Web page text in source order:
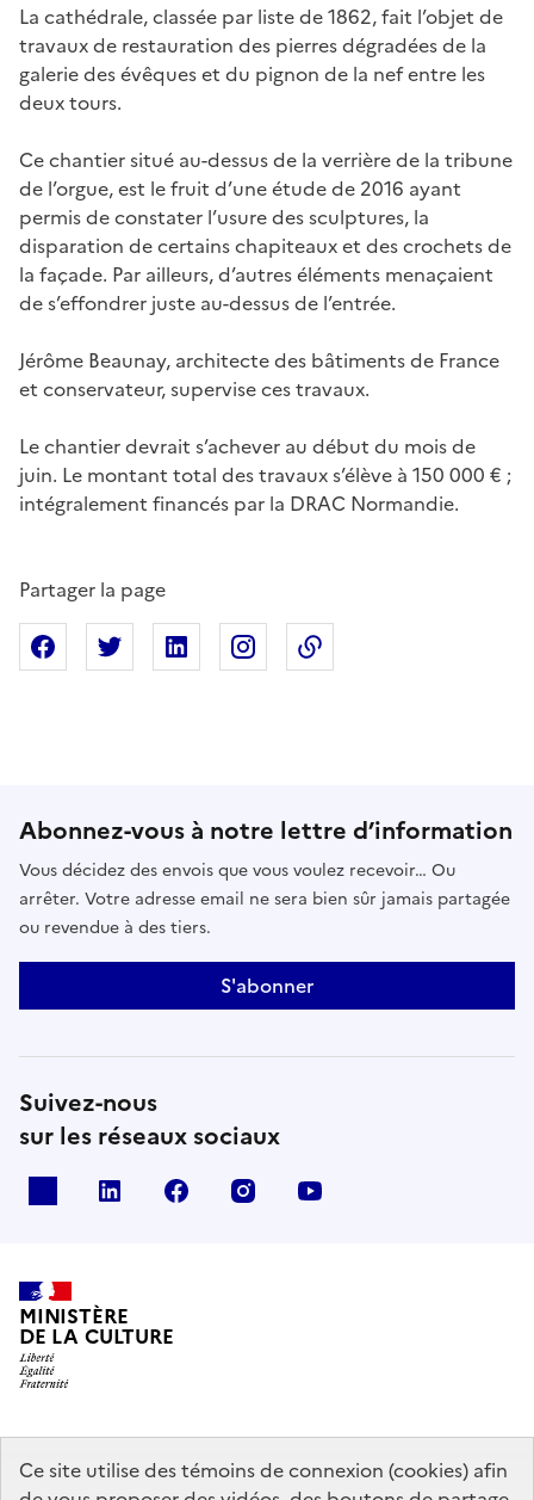
Ce site utilise des témoins de connexion (cookies) afin
La cathédrale, classée par liste de 1862, fait l’objet de
travaux de restauration des pierres dégradées de la
galerie des évêques et du pignon de la nef entre les
deux tours.
Ce chantier situé au-dessus de la verrière de la tribune
de l’orgue, est le fruit d’une étude de 2016 ayant
permis de constater l’usure des sculptures, la
disparation de certains chapiteaux et des crochets de
la façade. Par ailleurs, d’autres éléments menaçaient
de s’effondrer juste au-dessus de l’entrée.
Jérôme Beaunay, architecte des bâtiments de France
et conservateur, supervise ces travaux.
Le chantier devrait s’achever au début du mois de
juin. Le montant total des travaux s’élève à 150 000 € ;
intégralement financés par la DRAC Normandie.
Partager la page
Partager sur Facebook
Partager sur XPartager sur Linkedin
Partager sur Instagram
Abonnez-vous à notre lettre d’information
Vous décidez des envois que vous voulez recevoir… Ou
arrêter. Votre adresse email ne sera bien sûr jamais partagée
ou revendue à des tiers.
S'abonner
Suivez-nous
sur les réseaux sociaux
linkedin facebook instagram
MINISTÈRE
DE LA CULTURE
data.gouv.fr legifrance.gouv.fr info.gouv.fr